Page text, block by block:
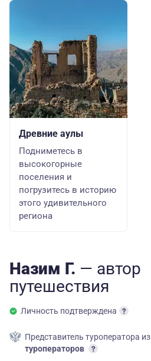
Древние аулы
Подниметесь в
высокогорные
поселения и
погрузитесь в историю
этого удивительного
региона
Назим Г. — автор
путешествия
Личность подтверждена
Представитель туроператора из
туроператоров